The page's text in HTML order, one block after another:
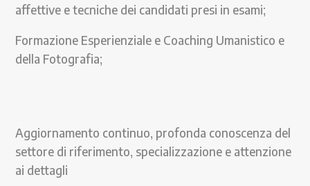
affettive e tecniche dei candidati presi in esami;
Formazione Esperienziale e Coaching Umanistico e
della Fotografia;
Aggiornamento continuo, profonda conoscenza del
settore di riferimento, specializzazione e attenzione
ai dettagli